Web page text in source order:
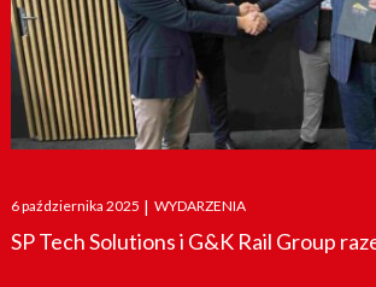
Posted
on
6 października 2025 | WYDARZENIA
SP Tech Solutions i G&K Rail Group